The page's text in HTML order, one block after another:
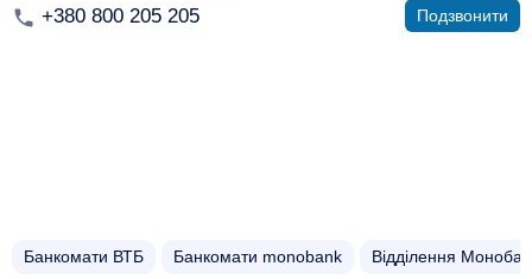
+380 800 205 205 Подзвонити
Банкомати ВТБ Банкомати monobank Відділення